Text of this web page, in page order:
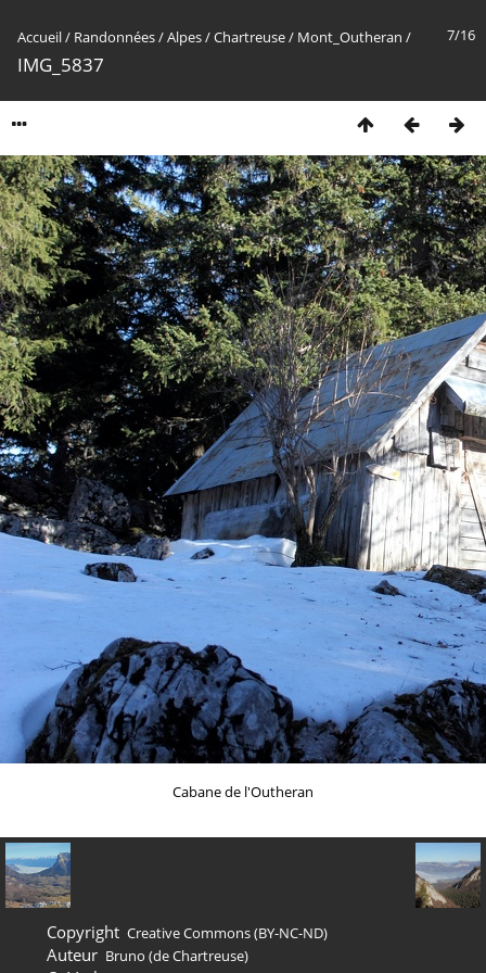
7/16
Accueil/ Randonnées/Alpes/Chartreuse/ Mont_Outheran /
IMG_5837
Cabane de l'Outheran
Copyright Creative Commons (BY-NC-ND)
Auteur Bruno (de Chartreuse)